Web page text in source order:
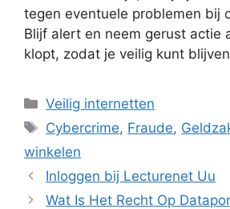
tegen eventuele problemen bij
Blijf alert en neem gerust actie
klopt, zodat je veilig kunt
Categorieën
Veilig internetten
Tags
Cybercrime, Fraude,
winkelen
Inloggen bij Lecturenet Uu
Wat Is Het Recht Op